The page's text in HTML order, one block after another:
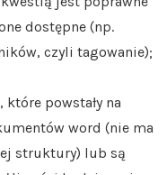
dostępne (np.
czyli tagowanie);
powstały na
word (nie ma
struktury) lub są